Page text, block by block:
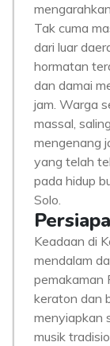
Tak cuma
dari luar
hormatan
dan damai
jam. Warga
massal,
mengenang
yang telah
pada hidup
Solo.
Keadaan di
mendalam
pemakaman
keraton dan
menyiapkan
musik